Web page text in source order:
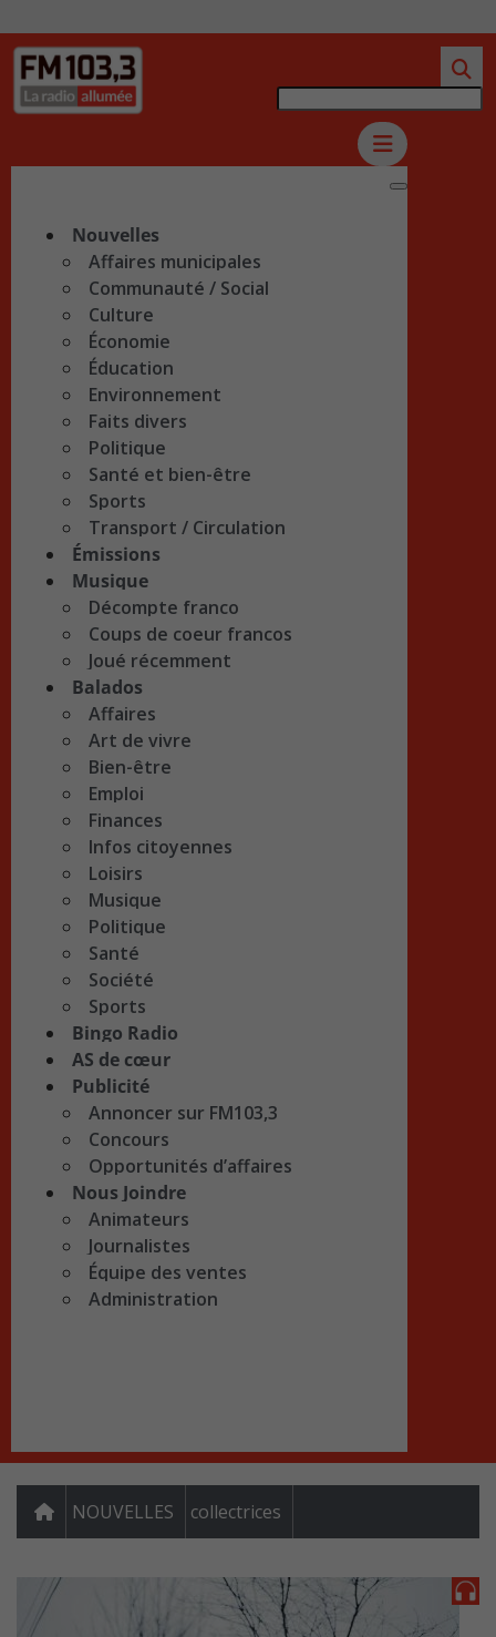
Nouvelles
Affaires municipales
Communauté / Social
Culture
Économie
Éducation
Environnement
Faits divers
Politique
Santé et bien-être
Sports
Transport / Circulation
Émissions
Musique
Décompte franco
Coups de coeur francos
Joué récemment
Balados
Affaires
Art de vivre
Bien-être
Emploi
Finances
Infos citoyennes
Loisirs
Musique
Politique
Santé
Société
Sports
Bingo Radio
AS de cœur
Publicité
Annoncer sur FM103,3
Concours
Opportunités d’affaires
Nous Joindre
Animateurs
Journalistes
Équipe des ventes
Administration
NOUVELLES collectrices